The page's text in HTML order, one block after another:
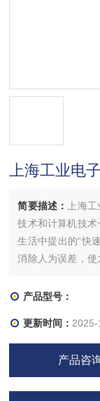
上海工业电
简要描述：
上海
技术和计算机技
生活中提出的“快
消除人为误差，
产品型号：
更新时间：
产品咨